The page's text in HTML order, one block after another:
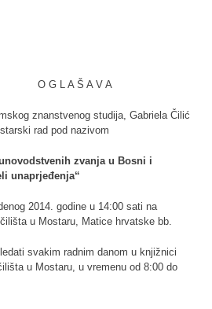
A V A
znanstvenog studija, Gabriela Čilić
rad pod nazivom
zvanja u Bosni i
unaprjeđenja“
2014. godine u 14:00 sati na
u Mostaru, Matice hrvatske bb.
svakim radnim danom u knjižnici
u Mostaru, u vremenu od 8:00 do